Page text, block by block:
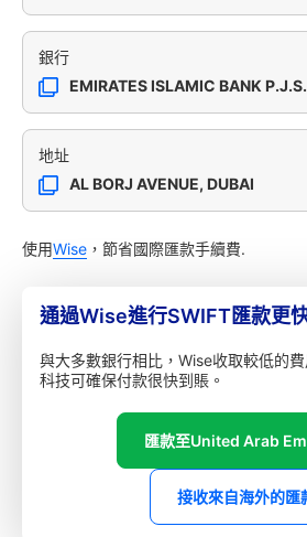
銀行
EMIRATES ISLAMIC BANK
地址
AL BORJ AVENUE, DUBAI
使用Wise ，節省國際匯款手續費.
通過Wise進行SWIFT匯款更
與大多數銀行相比，Wise收取較低的
科技可確保付款很快到賬。
匯款至United Arab
接收來自海外的匯